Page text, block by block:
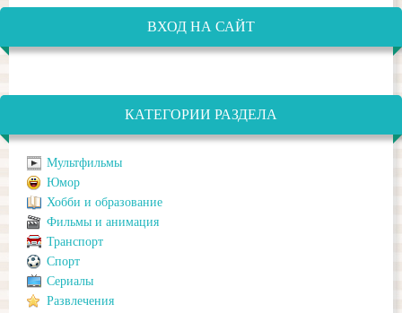
ВХОД НА САЙТ
КАТЕГОРИИ РАЗДЕЛА
Мультфильмы
Юмор
Хобби и образование
Фильмы и анимация
Транспорт
Спорт
Сериалы
Развлечения